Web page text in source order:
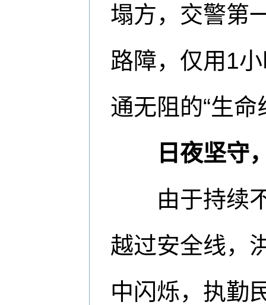
塌方，交警第
路障，仅用1
通无阻的“生命
日夜坚守
由于持续不
越过安全线，
中闪烁，执勤